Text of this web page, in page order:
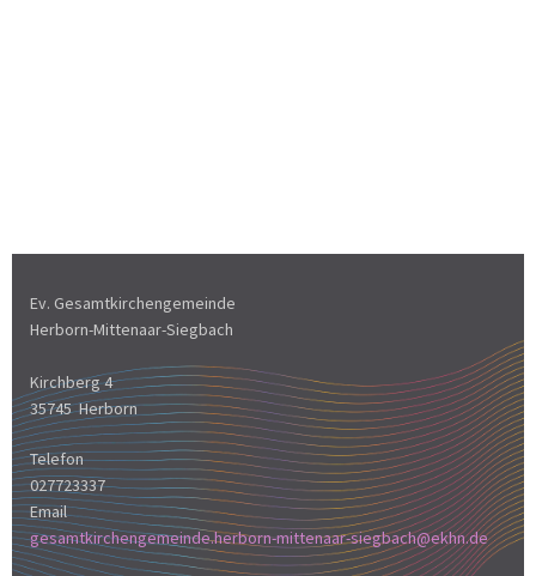
Ev. Gesamtkirchengemeinde
Herborn-Mittenaar-Siegbach
Kirchberg 4
35745 Herborn
Telefon
027723337
Email
gesamtkirchengemeinde.herborn-mittenaar-siegbach@ekhn.de